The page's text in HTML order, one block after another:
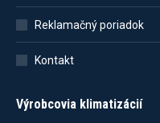
Reklamačný poriadok
Kontakt
Výrobcovia klimatizácií